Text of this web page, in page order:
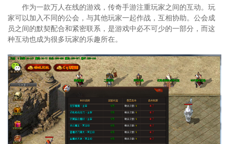
作为一款万人在线的游戏，传奇手游注重玩家之间的互动。玩
家可以加入不同的公会，与其他玩家一起作战，互相协助。公会成
员之间的默契配合和紧密联系，是游戏中必不可少的一部分，而这
种互动也成为很多玩家的乐趣所在。